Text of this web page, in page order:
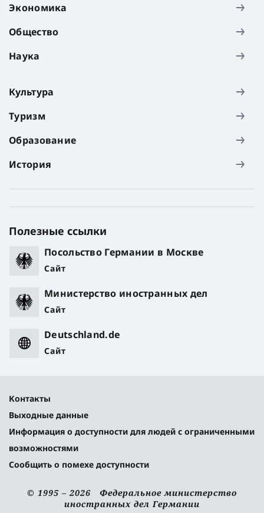
Экономика
Общество
Наука
Культура
Туризм
Образование
История
Полезные ссылки
Посольство Германии в Москве
Сайт
Министерство иностранных дел
Сайт
Deutschland.de
Сайт
Контакты
Выходные данные
Информация о доступности для людей с ограниченными
возможностями
Сообщить о помехе доступности
© 1995 – 2026 Федеральное министерство
иностранных дел Германии